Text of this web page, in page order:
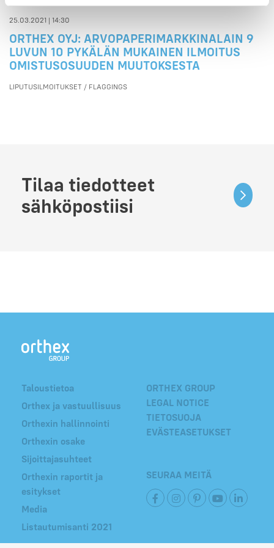
25.03.2021 | 14:30
ORTHEX OYJ: ARVOPAPERIMARKKINALAIN 9
LUVUN 10 PYKÄLÄN MUKAINEN ILMOITUS
OMISTUSOSUUDEN MUUTOKSESTA
LIPUTUSILMOITUKSET / FLAGGINGS
Tilaa tiedotteet
sähköpostiisi
ORTHEX GROUP
LEGAL NOTICE
TIETOSUOJA
EVÄSTEASETUKSET
SEURAA MEITÄ
Taloustietoa
Orthex ja vastuullisuus
Orthexin hallinnointi
Orthexin osake
Sijoittajasuhteet
Orthexin raportit ja
esitykset
Media
Listautumisanti 2021